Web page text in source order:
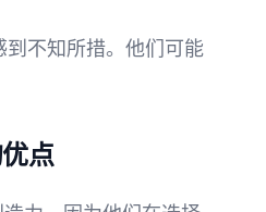
不知所措。他们可能
点